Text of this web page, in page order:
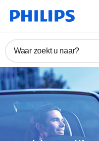
Waar zoekt u naar?